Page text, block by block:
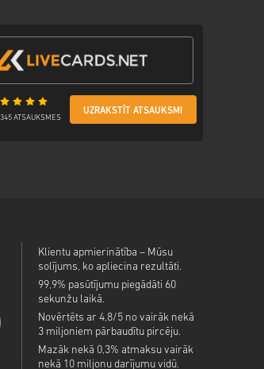
345 ATSAUKSMES
UZRAKSTĪT ATSAUKSMI
Klientu apmierinātība – Mūsu
solījums, ko apliecina rezultāti.
99,9% pasūtījumu piegādāti 60
sekunžu laikā.
Novērtēts ar 4,8/5 no vairāk nekā
3 miljoniem pārbaudītu pircēju.
Mazāk nekā 0,3% atmaksu vairāk
nekā 10 miljonu darījumu vidū.